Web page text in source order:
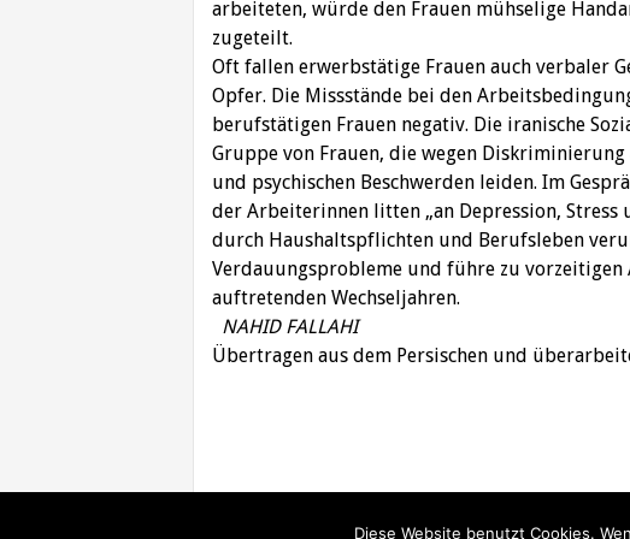
arbeiteten, würde den Frauen mühselige
zugeteilt.
Oft fallen erwerbstätige Frauen auch verbaler
Opfer. Die Missstände bei den
berufstätigen Frauen negativ. Die iranische
Gruppe von Frauen, die wegen
und psychischen Beschwerden leiden. Im
der Arbeiterinnen litten „an Depression, Stress
durch Haushaltspflichten und Berufsleben
Verdauungsprobleme und führe zu
auftretenden Wechseljahren.
NAHID FALLAHI
Übertragen aus dem Persischen und
Diese Website benutzt Cookies.